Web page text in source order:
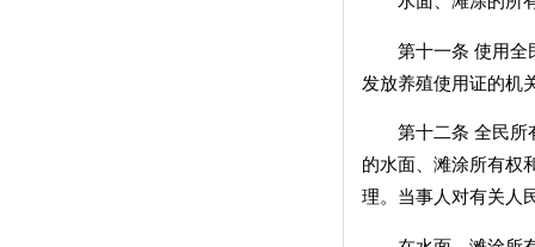
第十一条 使用全民
发放养殖使用证的机
第十二条 全民所有
的水面、滩涂所有权
理。当事人对有关人